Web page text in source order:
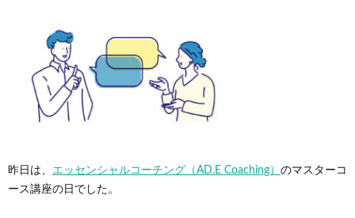
昨日は、 エッセンシャルコーチング（AD.E Coaching） のマスターコ
ース講座の日でした。